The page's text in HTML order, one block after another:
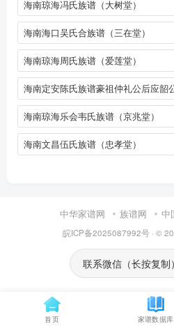
海南琼海冯氏族谱（大树堂）
海南海口吴氏合族谱（三在堂）
海南琼海周氏族谱（爱莲堂）
海南定安陈氏族谱豪祖仲礼公后应韶
海南琼海乐会韦氏族谱（京兆堂）
海南文昌伍氏族谱（忠孝堂）
中华家谱网 族谱网 中
皖ICP备2025087992号· ©
联系微信（长按复制
首页 家谱数据库